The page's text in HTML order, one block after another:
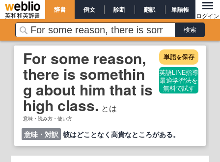
英和和英辞書
辞書 例文 診断 翻訳 単語帳
ログイン
For some reason,
there is somethin
g about him that is
high class. とは
意味・読み方・使い方
単語を保存
英語LINE指導
最適学習法を
無料で試す
意味・対訳 彼はどことなく高貴なところがある。